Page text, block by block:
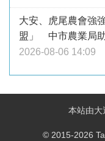
大安、虎尾農會強
盟」 中市農業局
2026-08-06 14:09
本站由大
© 2015-2026